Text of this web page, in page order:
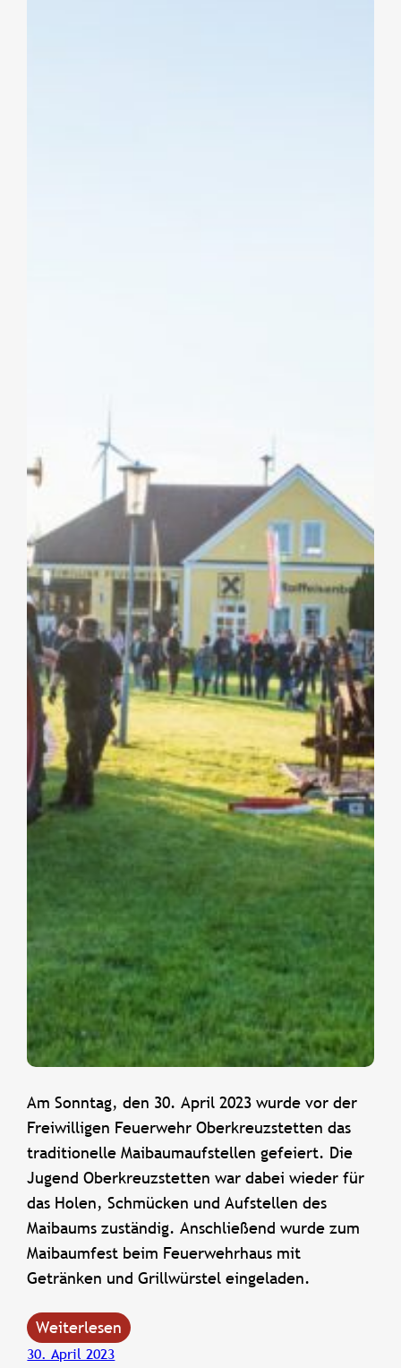
Am Sonntag, den 30. April 2023 wurde vor der
Freiwilligen Feuerwehr Oberkreuzstetten das
traditionelle Maibaumaufstellen gefeiert. Die
Jugend Oberkreuzstetten war dabei wieder für
das Holen, Schmücken und Aufstellen des
Maibaums zuständig. Anschließend wurde zum
Maibaumfest beim Feuerwehrhaus mit
Getränken und Grillwürstel eingeladen.
Weiterlesen
30. April 2023